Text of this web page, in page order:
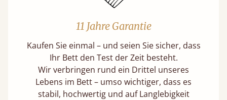
11 Jahre Garantie
Kaufen Sie einmal – und seien Sie sicher, dass
Ihr Bett den Test der Zeit besteht.
Wir verbringen rund ein Drittel unseres
Lebens im Bett – umso wichtiger, dass es
stabil, hochwertig und auf Langlebigkeit